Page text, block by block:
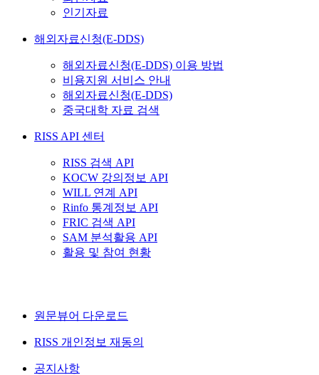
인기자료
해외자료신청(E-DDS)
해외자료신청(E-DDS) 이용 방법
비용지원 서비스 안내
해외자료신청(E-DDS)
중국대학 자료 검색
RISS API 센터
RISS 검색 API
KOCW 강의정보 API
WILL 연계 API
Rinfo 통계정보 API
FRIC 검색 API
SAM 분석활용 API
활용 및 참여 현황
원문뷰어 다운로드
RISS 개인정보 재동의
공지사항